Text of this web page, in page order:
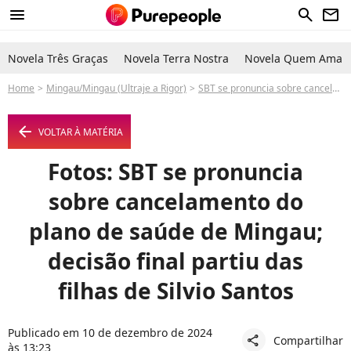
menu search newsletter
Novela Três Graças Novela Terra Nostra Novela Quem Ama
Home Mingau/Mingau (Ultraje a Rigor) SBT se pronuncia sobre cancelamento do plano de saúde de Mingau; decisão final partiu das filhas de Silvio Santos
arrow_left VOLTAR À MATÉRIA
Fotos: SBT se pronuncia
sobre cancelamento do
plano de saúde de Mingau;
decisão final partiu das
filhas de Silvio Santos
Publicado em 10 de dezembro de 2024
às 13:23
share Compartilhar